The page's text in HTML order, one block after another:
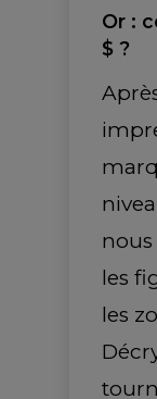
Or :
$ ?
nous
les
les